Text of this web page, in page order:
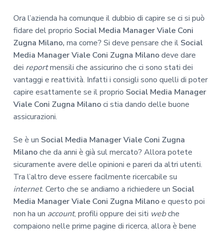
Ora l’azienda ha comunque il dubbio di capire se ci si può
fidare del proprio Social Media Manager Viale Coni
Zugna Milano, ma come? Si deve pensare che il Social
Media Manager Viale Coni Zugna Milanodeve dare
dei reportmensili che assicurino che ci sono stati dei
vantaggi e reattività. Infatti i consigli sono quelli di poter
capire esattamente se il proprio Social Media Manager
Viale Coni Zugna Milanoci stia dando delle buone
assicurazioni.
Se è un Social Media Manager Viale Coni Zugna
Milanoche da anni è già sul mercato? Allora potete
sicuramente avere delle opinioni e pareri da altri utenti.
Tra l’altro deve essere facilmente ricercabile su
internet. Certo che se andiamo a richiedere un Social
Media Manager Viale Coni Zugna Milanoe questo poi
non ha un account, profili oppure dei siti webche
compaiono nelle prime pagine di ricerca, allora è bene